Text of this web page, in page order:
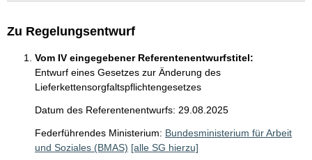
Zu Regelungsentwurf
Vom IV eingegebener Referentenentwurfstitel:
Entwurf eines Gesetzes zur Änderung des
Lieferkettensorgfaltspflichtengesetzes
Datum des Referentenentwurfs: 29.08.2025
Federführendes Ministerium: Bundesministerium für Arbeit
und Soziales (BMAS) [alle SG hierzu]